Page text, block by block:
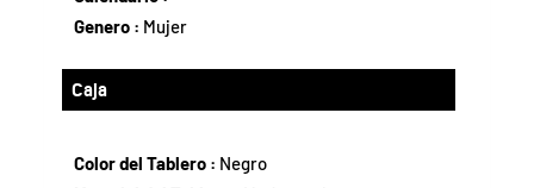
Genero : Mujer
Caja
Color del Tablero : Negro